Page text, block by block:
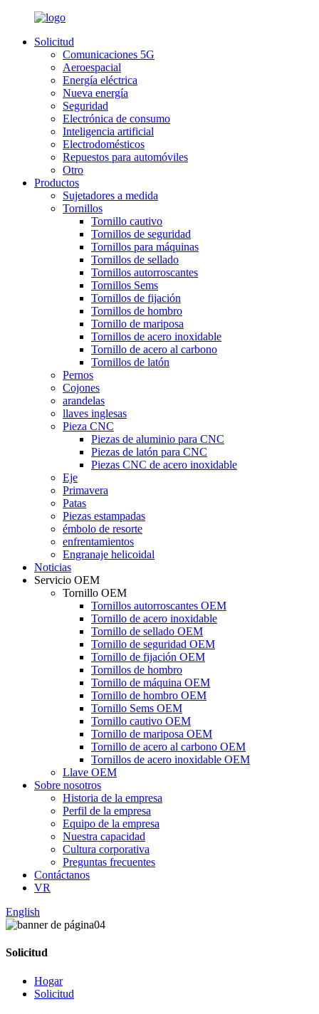
Solicitud
Comunicaciones 5G
Aeroespacial
Energía eléctrica
Nueva energía
Seguridad
Electrónica de consumo
Inteligencia artificial
Electrodomésticos
Repuestos para automóviles
Otro
Productos
Sujetadores a medida
Tornillos
Tornillo cautivo
Tornillos de seguridad
Tornillos para máquinas
Tornillos de sellado
Tornillos autorroscantes
Tornillos Sems
Tornillos de fijación
Tornillos de hombro
Tornillo de mariposa
Tornillos de acero inoxidable
Tornillo de acero al carbono
Tornillos de latón
Pernos
Cojones
arandelas
llaves inglesas
Pieza CNC
Piezas de aluminio para CNC
Piezas de latón para CNC
Piezas CNC de acero inoxidable
Eje
Primavera
Patas
Piezas estampadas
émbolo de resorte
enfrentamientos
Engranaje helicoidal
Noticias
Servicio OEM
Tornillo OEM
Tornillos autorroscantes OEM
Tornillo de acero inoxidable
Tornillo de sellado OEM
Tornillo de seguridad OEM
Tornillo de fijación OEM
Tornillos de hombro
Tornillo de máquina OEM
Tornillo de hombro OEM
Tornillo Sems OEM
Tornillo cautivo OEM
Tornillo de mariposa OEM
Tornillo de acero al carbono OEM
Tornillos de acero inoxidable OEM
Llave OEM
Sobre nosotros
Historia de la empresa
Perfil de la empresa
Equipo de la empresa
Nuestra capacidad
Cultura corporativa
Preguntas frecuentes
Contáctanos
VR
English
Solicitud
Hogar
Solicitud